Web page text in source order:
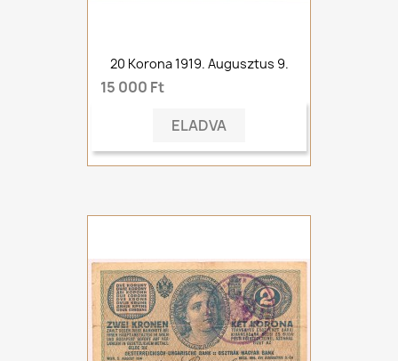
20 Korona 1919. Augusztus 9.
15 000 Ft
ELADVA